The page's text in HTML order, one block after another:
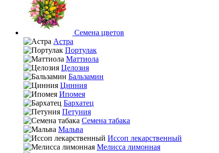
Семена цветов
Астра
Портулак
Маттиола
Целозия
Бальзамин
Цинния
Ипомея
Бархатец
Петуния
Семена табака
Мальва
Иссоп лекарственный
Мелисса лимонная